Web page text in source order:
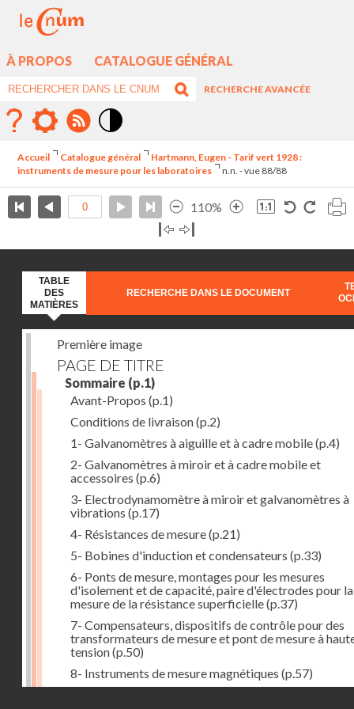
À PROPOS CATALOGUE GÉNÉRAL
RECHERCHE AVANCÉE
élévé
Accueil Catalogue général
Hartmann, Eugen - Tarif vert 1928 :
instruments de mesure pour les laboratoires
n.n. - vue 88/88
110%
TABLE
DES
MATIÈRES
RECHERCHE DANS LE DOCUMENT
Première image
PAGE DE TITRE
Sommaire (p.1)
Avant-Propos (p.1)
Conditions de livraison(p.2)
1- Galvanomètres à aiguille et à cadre mobile(p.4)
2- Galvanomètres à miroir et à cadre mobile et
accessoires (p.6)
3- Electrodynamomètre à miroir et galvanomètres à
vibrations (p.17)
4- Résistances de mesure(p.21)
5- Bobines d'induction et condensateurs (p.33)
6- Ponts de mesure, montages pour les mesures
d'isolement et de capacité, paire d'électrodes pour la
mesure de la résistance superficielle(p.37)
7- Compensateurs, dispositifs de contrôle pour des
transformateurs de mesure et pont de mesure à
tension(p.50)
8- Instruments de mesure magnétiques (p.57)